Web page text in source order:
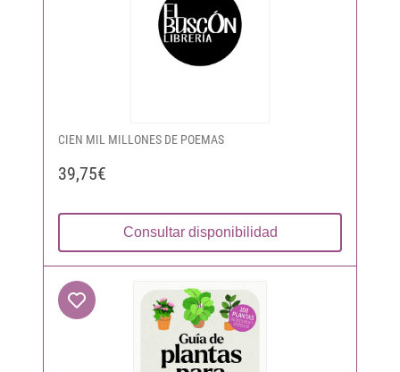
CIEN MIL MILLONES DE POEMAS
39,75€
Consultar disponibilidad